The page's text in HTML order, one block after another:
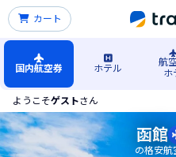
カート
国内航空券 ホテル
航
ホ
ようこそゲストさん
函館空港発→奥尻空港行きの
函館
の格安航